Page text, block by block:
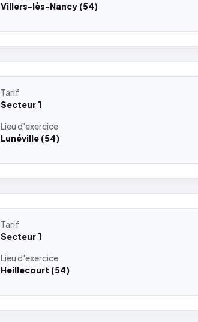
Villers-lès-Nancy (54)
Tarif
Secteur 1
Lieud'exercice
Lunéville (54)
Tarif
Secteur 1
Lieud'exercice
Heillecourt (54)